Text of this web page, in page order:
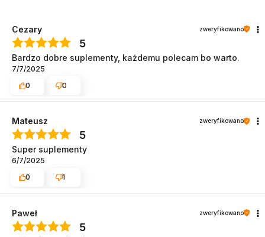
Cezary zweryfikowano
5
Bardzo dobre suplementy, każdemu polecam bo warto.
7/7/2025
0
0
Mateusz zweryfikowano
5
Super suplementy
6/7/2025
0
1
Paweł zweryfikowano
5